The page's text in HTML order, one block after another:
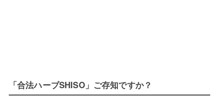
「合法ハーブSHISO」ご存知ですか？